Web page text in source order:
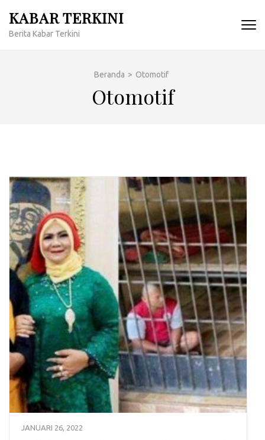
konten
KABAR TERKINI
Berita Kabar Terkini
Beranda > Otomotif
Otomotif
JANUARI 26, 2022